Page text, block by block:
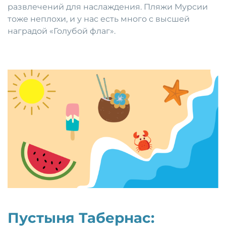
развлечений для наслаждения. Пляжи Мурсии
тоже неплохи, и у нас есть много с высшей
наградой «Голубой флаг».
Пустыня Табернас: